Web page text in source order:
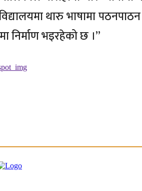
थारु भाषामा
निर्माण भइरहेको छ ।’’